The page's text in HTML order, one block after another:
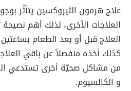
علاج هرمون الثيروكسين يتأثّر
العلاجات الأخرى، لذلك أهم
العلاج قبل أو بعد الطعام
كذلك أخذه منفصلاً عن باقي
من مشاكل صحيّة أخرى تستدعي
و الكالسيوم.